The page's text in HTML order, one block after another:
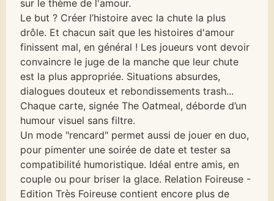
sur le thème de l'amour.
Le but ? Créer l’histoire avec la chute la plus
drôle. Et chacun sait que les histoires d'amour
finissent mal, en général ! Les joueurs vont devoir
convaincre le juge de la manche que leur chute
est la plus appropriée. Situations absurdes,
dialogues douteux et rebondissements trash...
Chaque carte, signée The Oatmeal, déborde d’un
humour visuel sans filtre.
Un mode "rencard" permet aussi de jouer en duo,
pour pimenter une soirée de date et tester sa
compatibilité humoristique. Idéal entre amis, en
couple ou pour briser la glace. Relation Foireuse -
Edition Très Foireuse contient encore plus de